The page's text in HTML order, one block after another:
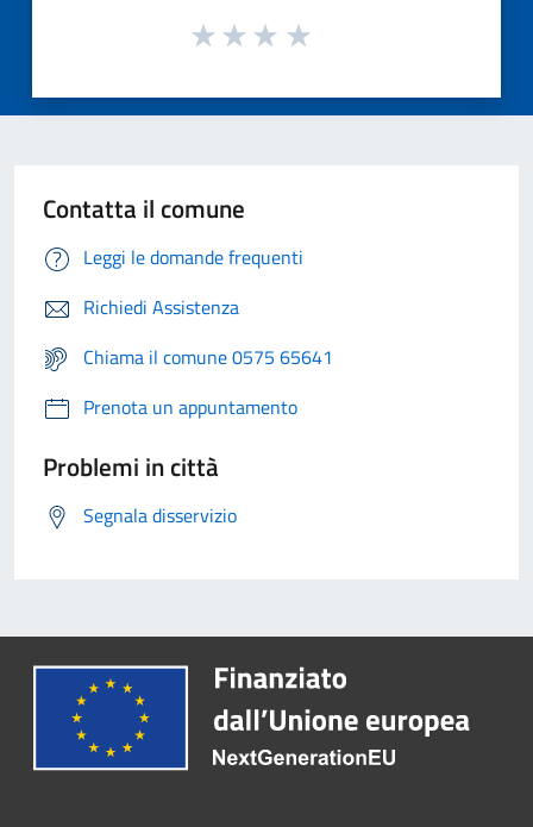
Contatta il comune
Leggi le domande frequenti
Richiedi Assistenza
Chiama il comune 0575 65641
Prenota un appuntamento
Problemi in città
Segnala disservizio